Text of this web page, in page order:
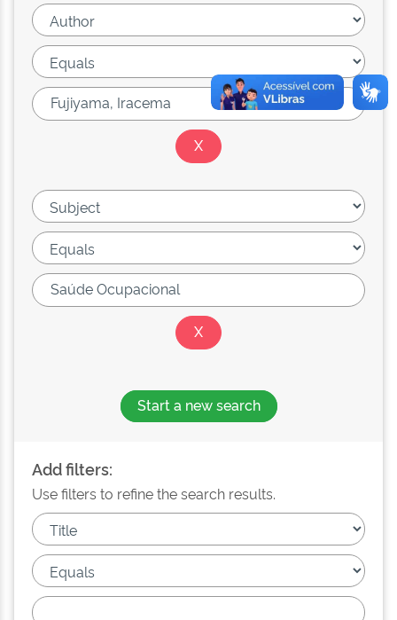
Start a new search
Add filters:
Use filters to refine the search results.